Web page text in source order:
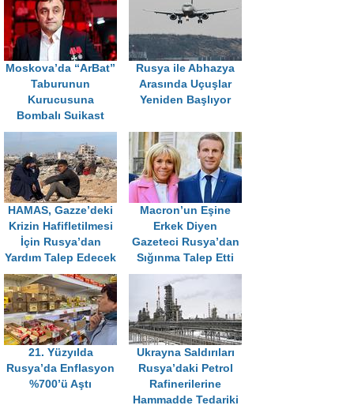
Moskova’da “ArBat”
Taburunun
Kurucusuna
Bombalı Suikast
Rusya ile Abhazya
Arasında Uçuşlar
Yeniden Başlıyor
HAMAS, Gazze’deki
Krizin Hafifletilmesi
İçin Rusya’dan
Yardım Talep Edecek
Macron’un Eşine
Erkek Diyen
Gazeteci Rusya’dan
Sığınma Talep Etti
21. Yüzyılda
Rusya’da Enflasyon
%700’ü Aştı
Ukrayna Saldırıları
Rusya’daki Petrol
Rafinerilerine
Hammadde Tedariki